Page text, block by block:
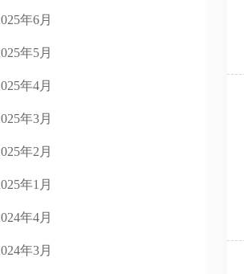
年6月
年5月
年4月
年3月
年2月
年1月
年4月
年3月